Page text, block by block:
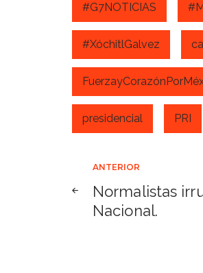
#G7NOTICIAS
#XóchitlGalvez
presidencial PRI
de
ANTERIOR
Normalistas
Nacional.